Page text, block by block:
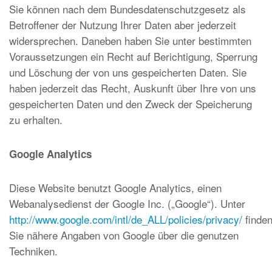
Sie können nach dem Bundesdatenschutzgesetz als
Betroffener der Nutzung Ihrer Daten aber jederzeit
widersprechen. Daneben haben Sie unter bestimmten
Voraussetzungen ein Recht auf Berichtigung, Sperrung
und Löschung der von uns gespeicherten Daten. Sie
haben jederzeit das Recht, Auskunft über Ihre von uns
gespeicherten Daten und den Zweck der Speicherung
zu erhalten.
Google Analytics
Diese Website benutzt Google Analytics, einen
Webanalysedienst der Google Inc. („Google“). Unter
http://www.google.com/intl/de_ALL/policies/privacy/ finden
Sie nähere Angaben von Google über die genutzen
Techniken.